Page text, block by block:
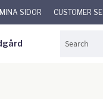
MINA SIDOR CUSTOMER